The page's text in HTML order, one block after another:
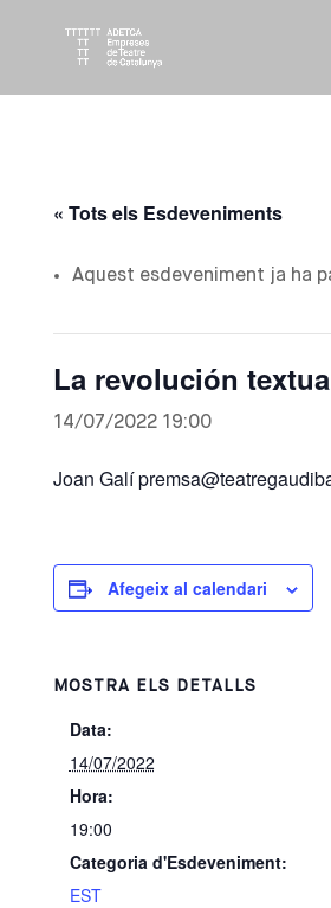
« Tots els Esdeveniments
Aquest esdeveniment ja ha
La revolución
14/07/2022 19:00
Joan Galí
Afegeix al calendari
MOSTRA ELS DETALLS
Data:
14/07/2022
Hora:
19:00
Categoria d'Esdeveniment:
EST